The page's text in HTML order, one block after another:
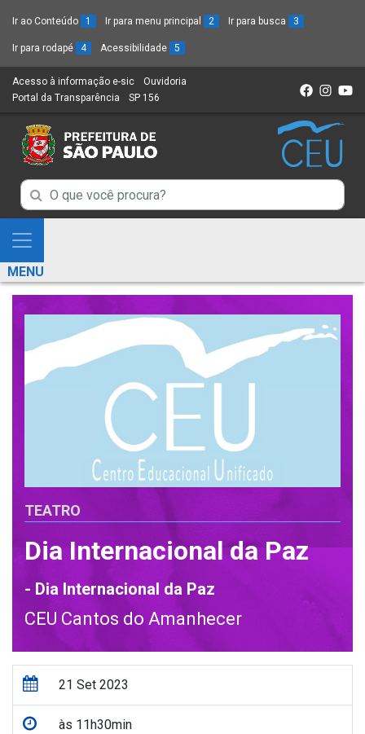
Ir ao Conteúdo 1 Ir para menu principal 2 Ir para busca 3
Ir para rodapé 4 Acessibilidade 5
Acesso à informação e-sic (Link
para
novo
sítio)
Ouvidoria
Portal da Transparência (Link
um
novo
SP 156
Campo
de
Busca
de
informações
Campo
de
de
informações
Mostra
e
Esconde
Menu
MENU
TEATRO
Dia Internacional da Paz
- Dia Internacional da Paz
CEU Cantos do Amanhecer
21 Set 2023
às 11h30min